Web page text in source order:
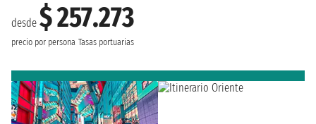
desde $ 257.273
precio por persona Tasas portuarias